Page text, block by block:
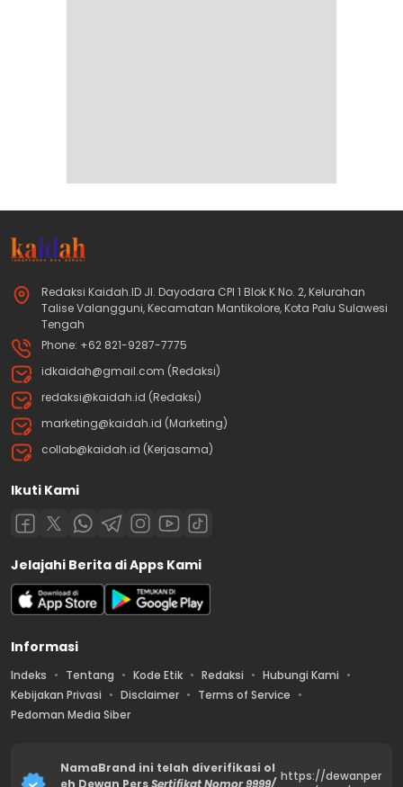
Redaksi Kaidah.ID Jl. Dayodara CPI 1 Blok K No. 2, Kelurahan
Talise Valangguni, Kecamatan Mantikolore, Kota Palu Sulawesi
Tengah
Phone: +62 821-9287-7775
idkaidah@gmail.com (Redaksi)
redaksi@kaidah.id (Redaksi)
marketing@kaidah.id (Marketing)
collab@kaidah.id (Kerjasama)
Ikuti Kami
Jelajahi Berita di Apps Kami
Informasi
Indeks Tentang Kode Etik Redaksi
Hubungi Kami
Kebijakan Privasi
Disclaimer
Terms of Service
Pedoman Media Siber
NamaBrand ini telah diverifikasi ol
eh Dewan PersSertifikat Nomor 9999/
https://dewanper